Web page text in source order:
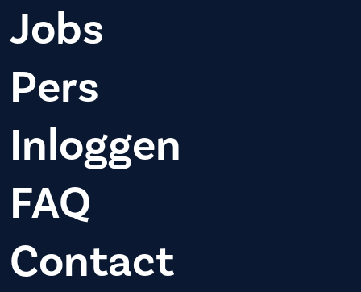
Jobs
Pers
Inloggen
FAQ
Contact